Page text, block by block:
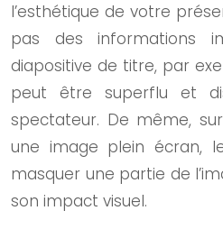
l’esthétique de votre
pas des informations
diapositive de titre, par
peut être superflu et
spectateur. De même,
une image plein écran,
masquer une partie de
son impact visuel.